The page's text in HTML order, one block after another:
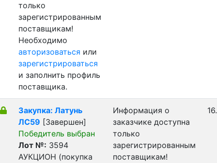
только
зарегистрированным
поставщикам!
Необходимо
авторизоваться или
зарегистрироваться
и заполнить профиль
поставщика.
Закупка: Латунь
ЛС59 [Завершен]
Победитель выбран
Лот №: 3594
АУКЦИОН (покупка
Информация о
заказчике доступна
только
зарегистрированным
поставщикам!